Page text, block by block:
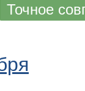
Точное